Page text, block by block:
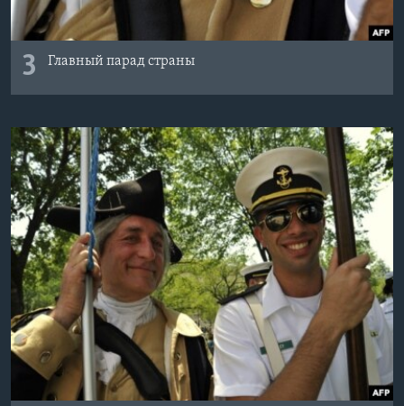
3 Главный парад страны